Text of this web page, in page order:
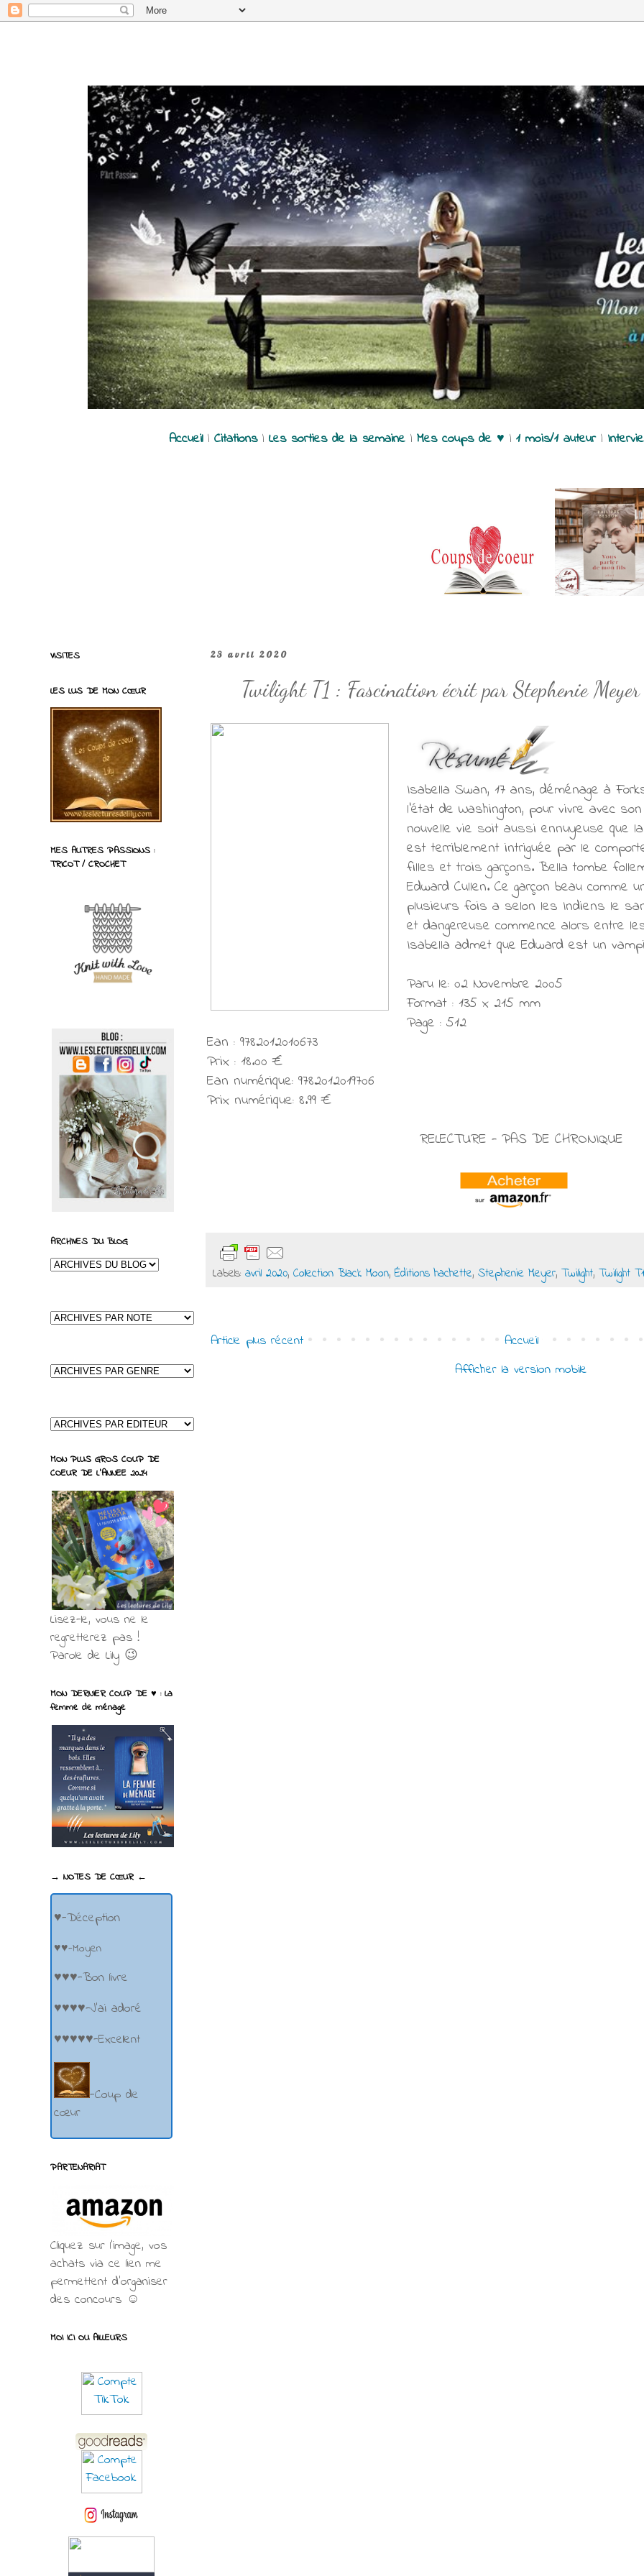
Accueil| Citations| Les sorties de la semaine| Mes coups de ♥ | 1 mois/1 auteur|
23 avril 2020
Twilight T1 : Fascination écrit par Stephenie
Isabella Swan, 17 ans, déménage à
l'état de Washington, pour vivre avec
nouvelle vie soit aussi ennuyeuse que
est terriblement intriguée par le
filles et trois garçons. Bella tombe
Edward Cullen. Ce garçon beau comme
plusieurs fois a selon les Indiens le
et dangereuse commence alors entre
Isabella admet que Edward est un
Paru le: 02 Novembre 2005
Format : 135 x 215 mm
Page : 512
Ean : 9782012010673
Prix : 18.00 €
Ean numérique: 9782012019706
Prix numérique: 8.99 €
RELECTURE - PAS DE CHRONIQUE
Labels: avril 2020, Collection Black Moon, Éditions hachette, Stephenie Meyer, Twilight, Twilight
Article plus récent
Accueil
Afficher la version mobile
VISITES
LES LUS DE MON CŒUR
MES AUTRES PASSIONS :
TRICOT / CROCHET
ARCHIVES DU BLOG
MON PLUS GROS COUP DE
COEUR DE L'ANNEE 2024
Lisez-le, vous ne le
regretterez pas !
Parole de Lily 😉
MON DERNIER COUP DE ♥ : La
femme de ménage
→ NOTES DE CŒUR ←
♥-Déception
♥♥-Moyen
♥♥♥-Bon livre
♥♥♥♥-J'ai adoré
♥♥♥♥♥-Excellent
-Coup de
cœur
PARTENARIAT
Cliquez sur l'image, vos
achats via ce lien me
permettent d’organiser
des concours ☺
MOI ICI OU AILLEURS